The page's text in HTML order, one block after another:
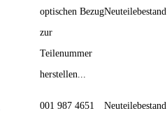
optischen Bezug
zur
Teilenummer
herstellen...
Neuteilebestand
001 987 4651 Neuteilebestand